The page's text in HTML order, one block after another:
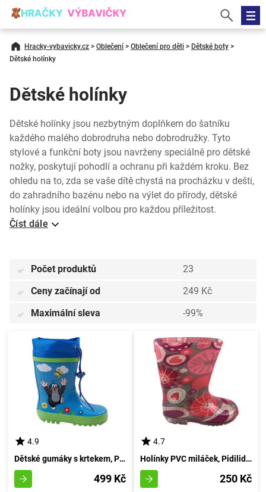
Hracky-vybavicky.cz > Oblečení > Oblečení pro děti > Dětské boty >
Dětské holínky
Dětské holínky
Dětské holínky jsou nezbytným doplňkem do šatníku
každého malého dobrodruha nebo dobrodružky. Tyto
stylové a funkční boty jsou navrženy speciálně pro dětské
nožky, poskytují pohodlí a ochranu při každém kroku. Bez
ohledu na to, zda se vaše dítě chystá na procházku v dešti,
do zahradního bazénu nebo na výlet do přírody, dětské
holínky jsou ideální volbou pro každou příležitost.
Číst dále
✅ Počet produktů 23
✅ Ceny začínají od 249 Kč
✅ Maximální sleva -99%
4.9
Dětské gumáky s krtekem, Pidilidi, PL0016-04, modrá - velikost 27
499 Kč
4.7
Holínky PVC miláček, Pidilidi, PL60, dívka - 32
250 Kč